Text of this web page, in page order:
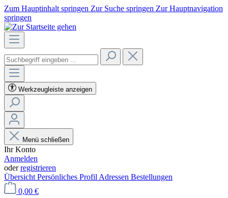
Zum Hauptinhalt springen Zur Suche springen Zur Hauptnavigation
springen
Werkzeugleiste anzeigen
Menü schließen
Ihr Konto
Anmelden
oderregistrieren
Übersicht Persönliches Profil Adressen Bestellungen
0,00 €